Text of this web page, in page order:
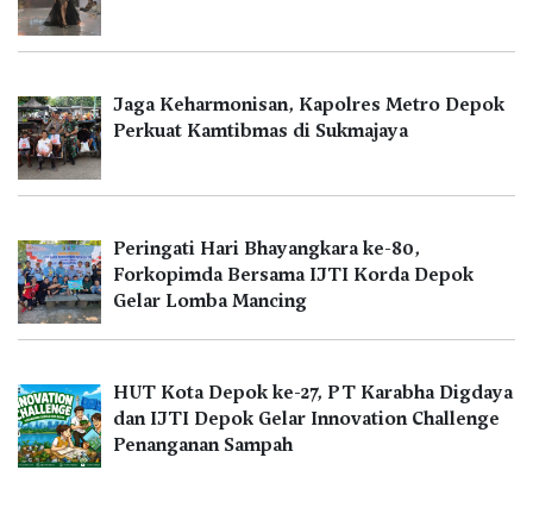
Jaga Keharmonisan, Kapolres Metro Depok
Perkuat Kamtibmas di Sukmajaya
Peringati Hari Bhayangkara ke-80,
Forkopimda Bersama IJTI Korda Depok
Gelar Lomba Mancing
HUT Kota Depok ke-27, PT Karabha Digdaya
dan IJTI Depok Gelar Innovation Challenge
Penanganan Sampah